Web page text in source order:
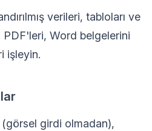
verileri, tabloları ve
PDF'leri, Word belgelerini
işleyin.
girdi olmadan),